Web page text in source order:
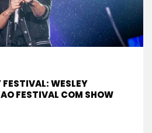
WESLEY
FESTIVAL COM SHOW